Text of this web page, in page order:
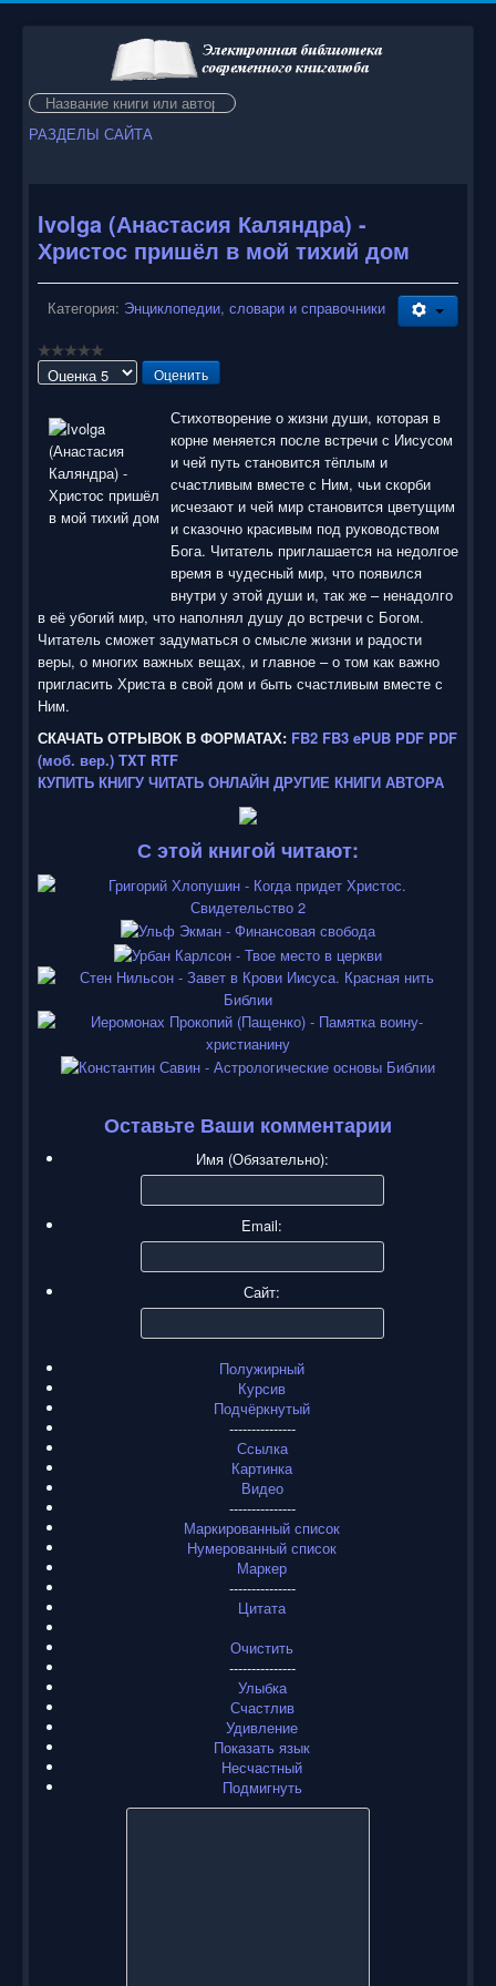
Искать...
РАЗДЕЛЫ САЙТА
Ivolga (Анастасия Каляндра) -
Христос пришёл в мой тихий дом
Категория: Энциклопедии, словари и справочники
Пожалуйста,
Стихотворение о жизни души, которая в
корне меняется после встречи с Иисусом
и чей путь становится тёплым и
счастливым вместе с Ним, чьи скорби
исчезают и чей мир становится цветущим
и сказочно красивым под руководством
Бога. Читатель приглашается на недолгое
время в чудесный мир, что появился
внутри у этой души и, так же – ненадолго
в её убогий мир, что наполнял душу до встречи с Богом.
Читатель сможет задуматься о смысле жизни и радости
веры, о многих важных вещах, и главное – о том как важно
пригласить Христа в свой дом и быть счастливым вместе с
Ним.
СКАЧАТЬ ОТРЫВОК В ФОРМАТАХ: FB2 FB3 ePUB PDF PDF
(моб. вер.) TXT RTF
КУПИТЬ КНИГУ ЧИТАТЬ ОНЛАЙН ДРУГИЕ КНИГИ АВТОРА
С этой книгой читают:
Оставьте Ваши комментарии
Имя (Обязательно):
Email:
Сайт:
Полужирный
Курсив
Подчёркнутый
---------------
Ссылка
Картинка
Видео
---------------
Маркированный список
Нумерованный список
Маркер
---------------
Цитата
Очистить
---------------
Улыбка
Счастлив
Удивление
Показать язык
Несчастный
Подмигнуть